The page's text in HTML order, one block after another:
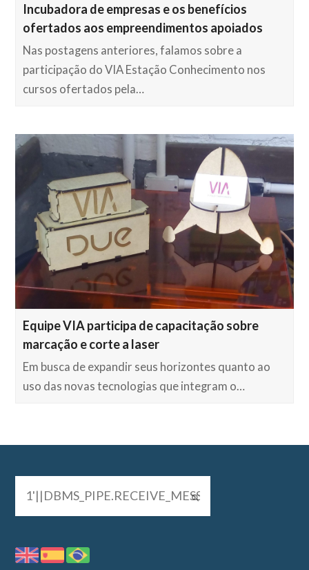
Incubadora de empresas e os benefícios
ofertados aos empreendimentos apoiados
Nas postagens anteriores, falamos sobre a
participação do VIA Estação Conhecimento nos
cursos ofertados pela…
Equipe VIA participa de capacitação sobre
marcação e corte a laser
Em busca de expandir seus horizontes quanto ao
uso das novas tecnologias que integram o…